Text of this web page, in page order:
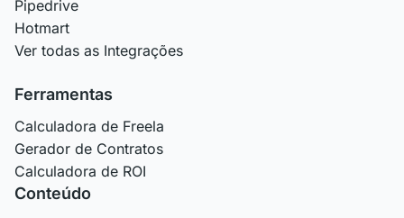
Pipedrive
Hotmart
Ver todas as Integrações
Ferramentas
Calculadora de Freela
Gerador de Contratos
Calculadora de ROI
Conteúdo